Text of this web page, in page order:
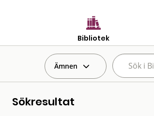
Bibliotek
Ämnen
Sökresultat